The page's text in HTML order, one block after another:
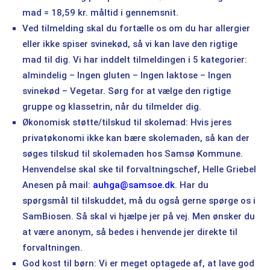
mad = 18,59 kr. måltid i gennemsnit.
Ved tilmelding skal du fortælle os om du har allergier
eller ikke spiser svinekød, så vi kan lave den rigtige
mad til dig. Vi har inddelt tilmeldingen i 5 kategorier:
almindelig – Ingen gluten – Ingen laktose – Ingen
svinekød – Vegetar. Sørg for at vælge den rigtige
gruppe og klassetrin, når du tilmelder dig.
Økonomisk støtte/tilskud til skolemad: Hvis jeres
privatøkonomi ikke kan bære skolemaden, så kan der
søges tilskud til skolemaden hos Samsø Kommune.
Henvendelse skal ske til forvaltningschef, Helle Griebel
Anesen på mail: auhga@samsoe.dk. Har du
spørgsmål til tilskuddet, må du også gerne spørge os i
SamBiosen. Så skal vi hjælpe jer på vej. Men ønsker du
at være anonym, så bedes i henvende jer direkte til
forvaltningen.
God kost til børn: Vi er meget optagede af, at lave god